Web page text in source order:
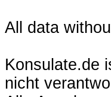
All data
Konsulate.de
nicht